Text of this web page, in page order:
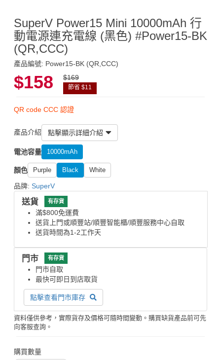
SuperV Power15 Mini 10000mAh 行
動電源連充電線 (黑色) #Power15-BK
(QR,CCC)
產品編號: Power15-BK (QR,CCC)
$158 $169
節省 $11
QR code CCC 認證
產品介紹 點擊顯示詳細介紹
電池容量 10000mAh
顏色 Purple Black White
品牌: SuperV
送貨 有存貨
滿$800免運費
送貨上門或順豐站/順豐智能櫃/順豐服務中心自取
送貨時間為1-2工作天
門市 有存貨
門市自取
最快可即日到店取貨
點擊查看門市庫存
資料僅供參考，實際貨存及價格可隨時間變動。購買缺貨產品前可先
向客服查詢。
購買數量